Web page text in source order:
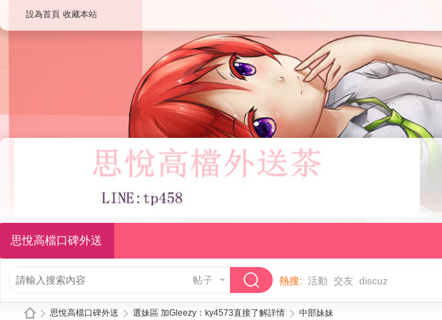
設為首頁 收藏本站
思悅高檔口碑外送
帖子 熱搜: 活動 交友 discuz
思悅高檔口碑外送 選妹區 加Gleezy：ky4573直接了解詳情 中部妹妹